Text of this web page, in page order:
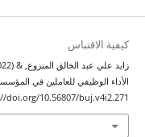
كيفية الاقتباس
الأداء الوظيفي للعاملين في
doi.org/10.56807/buj.v4i2.271